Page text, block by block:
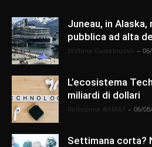
Juneau, in Alaska,
pubblica ad alta
-
L’ecosistema
miliardi di dollari
- 06/
Settimana corta?